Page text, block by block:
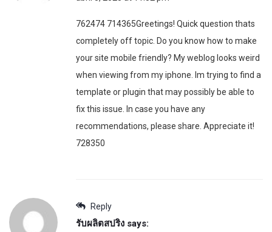
762474 714365Greetings! Quick question thats
completely off topic. Do you know how to make
your site mobile friendly? My weblog looks weird
when viewing from my iphone. Im trying to find a
template or plugin that may possibly be able to
fix this issue. In case you have any
recommendations, please share. Appreciate it!
728350
Reply
รับผลิตสปริง says: